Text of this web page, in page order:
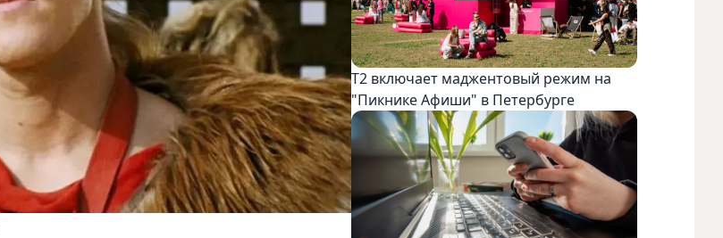
Т2 включает маджентовый режим на
"Пикнике Афиши" в Петербурге